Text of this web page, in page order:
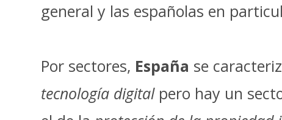
general y las españolas en
Por sectores, España se
tecnología digitalpero hay un